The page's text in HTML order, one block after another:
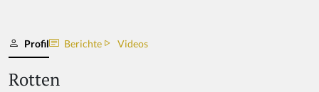
Profil Berichte Videos
Rotten